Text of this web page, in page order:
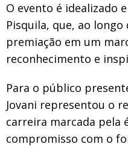
O evento é idealizado
Pisquila, que, ao
premiação em um
reconhecimento e
Para o público
Jovani representou o
carreira marcada pela
compromisso com o